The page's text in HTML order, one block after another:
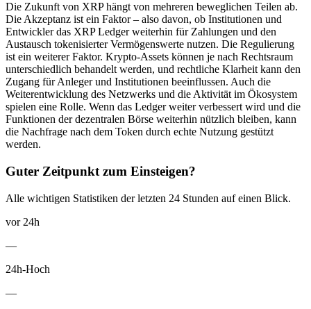
Die Zukunft von XRP hängt von mehreren beweglichen Teilen ab.
Die Akzeptanz ist ein Faktor – also davon, ob Institutionen und
Entwickler das XRP Ledger weiterhin für Zahlungen und den
Austausch tokenisierter Vermögenswerte nutzen. Die Regulierung
ist ein weiterer Faktor. Krypto-Assets können je nach Rechtsraum
unterschiedlich behandelt werden, und rechtliche Klarheit kann den
Zugang für Anleger und Institutionen beeinflussen. Auch die
Weiterentwicklung des Netzwerks und die Aktivität im Ökosystem
spielen eine Rolle. Wenn das Ledger weiter verbessert wird und die
Funktionen der dezentralen Börse weiterhin nützlich bleiben, kann
die Nachfrage nach dem Token durch echte Nutzung gestützt
werden.
Guter Zeitpunkt zum Einsteigen?
Alle wichtigen Statistiken der letzten 24 Stunden auf einen Blick.
vor 24h
—
24h-Hoch
—